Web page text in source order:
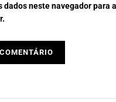
dados neste navegador para